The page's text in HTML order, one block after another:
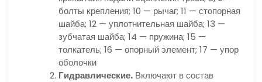
болты крепления; 10 — рычаг; 11 — стопорная
шайба; 12 — уплотнительная шайба; 13 —
зубчатая шайба; 14 — пружина; 15 —
толкатель; 16 — опорный элемент; 17 — упор
оболочки
Гидравлические. Включают в состав